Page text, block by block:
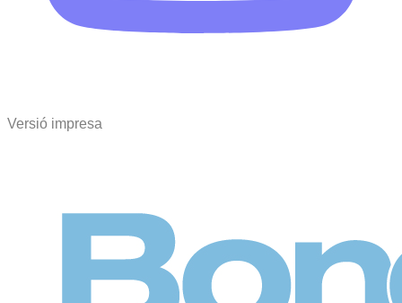
Versió impresa